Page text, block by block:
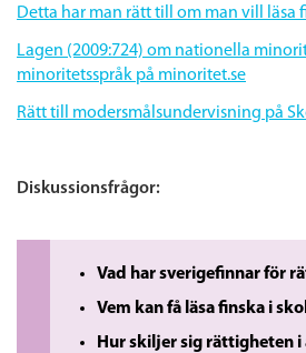
Detta har man rätt till om man vill läsa
Lagen (2009:724) om nationella
minoritetsspråk på minoritet.se
Rätt till modersmålsundervisning på
Diskussionsfrågor:
Vad har sverigefinnar för
Vem kan få läsa finska i
Hur skiljer sig rättigheten i